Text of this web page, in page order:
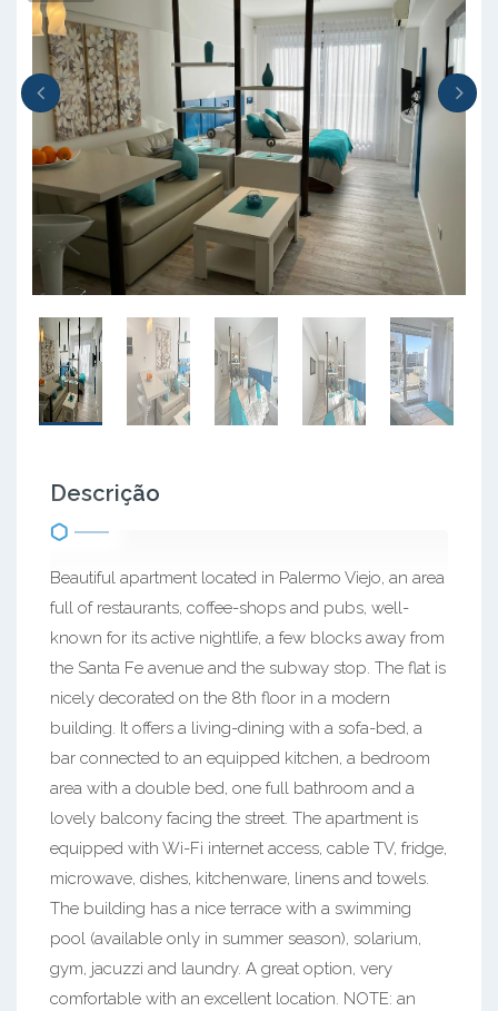
Descrição
Beautiful apartment located in Palermo Viejo, an area
full of restaurants, coffee-shops and pubs, well-
known for its active nightlife, a few blocks away from
the Santa Fe avenue and the subway stop. The flat is
nicely decorated on the 8th floor in a modern
building. It offers a living-dining with a sofa-bed, a
bar connected to an equipped kitchen, a bedroom
area with a double bed, one full bathroom and a
lovely balcony facing the street. The apartment is
equipped with Wi-Fi internet access, cable TV, fridge,
microwave, dishes, kitchenware, linens and towels.
The building has a nice terrace with a swimming
pool (available only in summer season), solarium,
gym, jacuzzi and laundry. A great option, very
comfortable with an excellent location. NOTE: an